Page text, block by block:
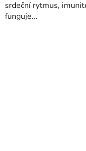
srdeční rytmus,
funguje...